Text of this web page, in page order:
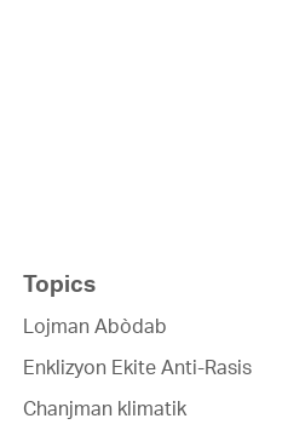
Topics
Lojman Abòdab
Enklizyon Ekite Anti-Rasis
Chanjman klimatik